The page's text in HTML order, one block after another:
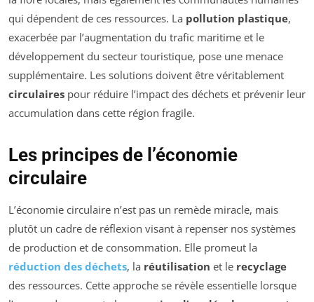
qui dépendent de ces ressources. La pollution plastique,
exacerbée par l’augmentation du trafic maritime et le
développement du secteur touristique, pose une menace
supplémentaire. Les solutions doivent être véritablement
circulaires pour réduire l’impact des déchets et prévenir leur
accumulation dans cette région fragile.
Les principes de l’économie
circulaire
L’économie circulaire n’est pas un remède miracle, mais
plutôt un cadre de réflexion visant à repenser nos systèmes
de production et de consommation. Elle promeut la
réduction des déchets, la réutilisation et le recyclage
des ressources. Cette approche se révèle essentielle lorsque